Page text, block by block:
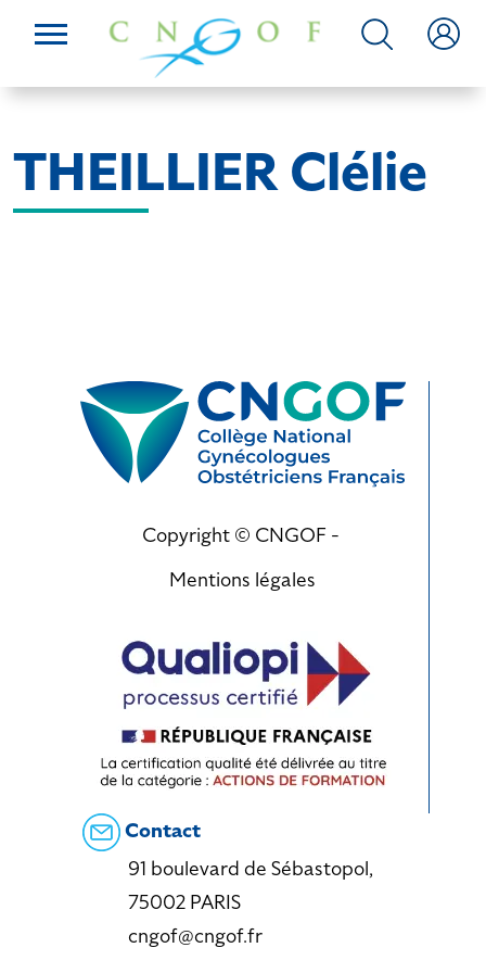
THEILLIER Clélie
Copyright © CNGOF -
Mentions légales
Contact
91 boulevard de Sébastopol,
75002 PARIS
cngof@cngof.fr